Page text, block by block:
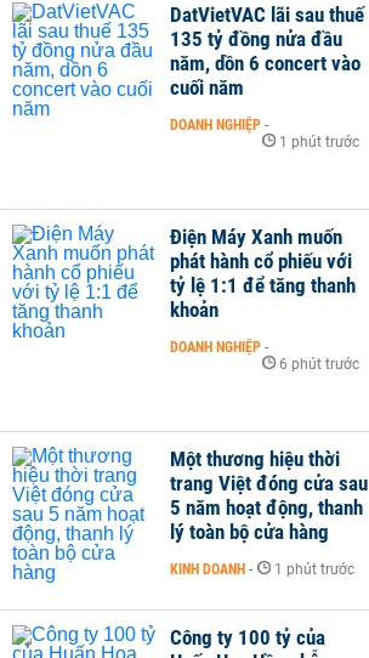
DatVietVAC lãi sau thuế
135 tỷ đồng nửa đầu
năm, dồn 6 concert vào
cuối năm
DOANH NGHIỆP -
1 phút trước
Điện Máy Xanh muốn
phát hành cổ phiếu với
tỷ lệ 1:1 để tăng thanh
khoản
DOANH NGHIỆP -
6 phút trước
Một thương hiệu thời
trang Việt đóng cửa sau
5 năm hoạt động, thanh
lý toàn bộ cửa hàng
KINH DOANH - 1 phút trước
Công ty 100 tỷ của